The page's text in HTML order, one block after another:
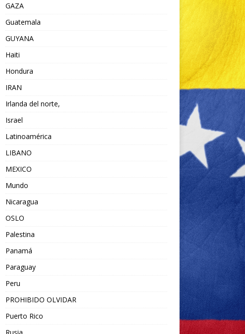
GAZA
Guatemala
GUYANA
Haiti
Hondura
IRAN
Irlanda del norte,
Israel
Latinoamérica
LIBANO
MEXICO
Mundo
Nicaragua
OSLO
Palestina
Panamá
Paraguay
Peru
PROHIBIDO OLVIDAR
Puerto Rico